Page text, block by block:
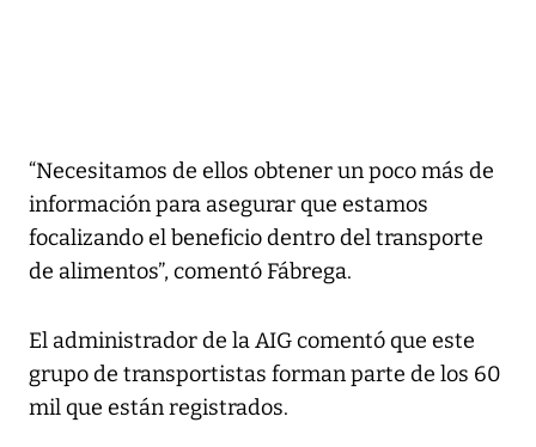
“Necesitamos de ellos obtener un poco más de
información para asegurar que estamos
focalizando el beneficio dentro del transporte
de alimentos”, comentó Fábrega.
El administrador de la AIG comentó que este
grupo de transportistas forman parte de los 60
mil que están registrados.